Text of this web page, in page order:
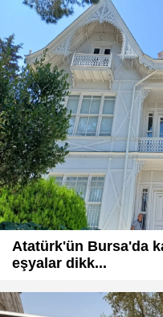
Atatürk'ün Bursa'da
eşyalar dikk...